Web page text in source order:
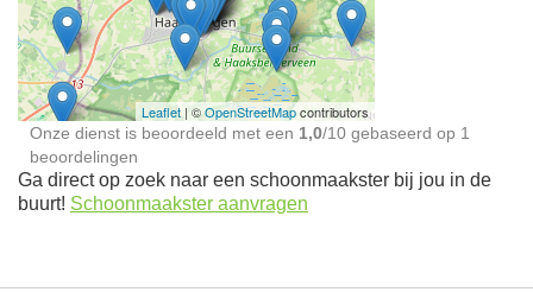
Schoonmaakster bij
jou in de buurt
Leaflet | ©OpenStreetMapcontributors
Onze dienst is beoordeeld met een 1,0/10 gebaseerd op 1
beoordelingen
Ga direct op zoek naar een schoonmaakster bij jou in de
buurt! Schoonmaakster aanvragen